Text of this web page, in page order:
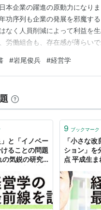
本企業の躍進の原動力になり
功序列も企業の発展を邪魔す
なく人員削減によって利益を
労働組合も、存在感が薄らい
うか。
#岩尾俊兵 #経営学
」と「イノベー
ることの問題
の気鋭の研究
ション｜
ーバード・ビ
ュー
9 ブックマーク
「小さな
ション」を
点 平成生
学） | イノ
DIAMOND
ジネス・レ